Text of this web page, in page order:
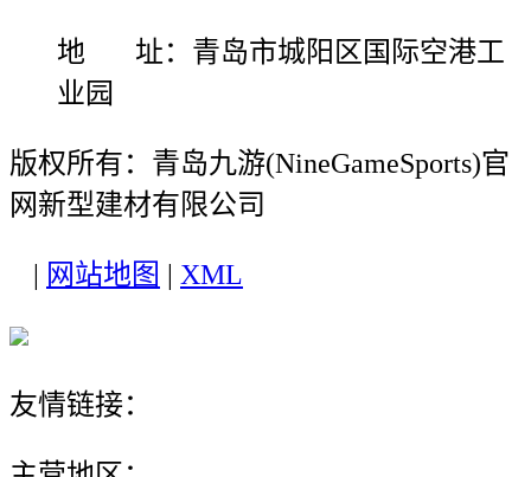
地 址：青岛市城阳区国际空港工
业园
版权所有：青岛九游(NineGameSports)官
网新型建材有限公司
网站地图 XML
友情链接：